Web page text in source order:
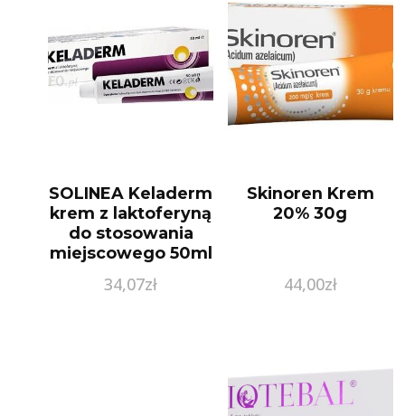
SOLINEA Keladerm
krem z laktoferyną
do stosowania
miejscowego 50ml
34,07zł
Skinoren Krem
20% 30g
44,00zł